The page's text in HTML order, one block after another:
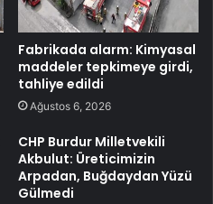
Fabrikada alarm: Kimyasal
maddeler tepkimeye girdi,
tahliye edildi
Ağustos 6, 2026
CHP Burdur Milletvekili
Akbulut: Üreticimizin
Arpadan, Buğdaydan Yüzü
Gülmedi